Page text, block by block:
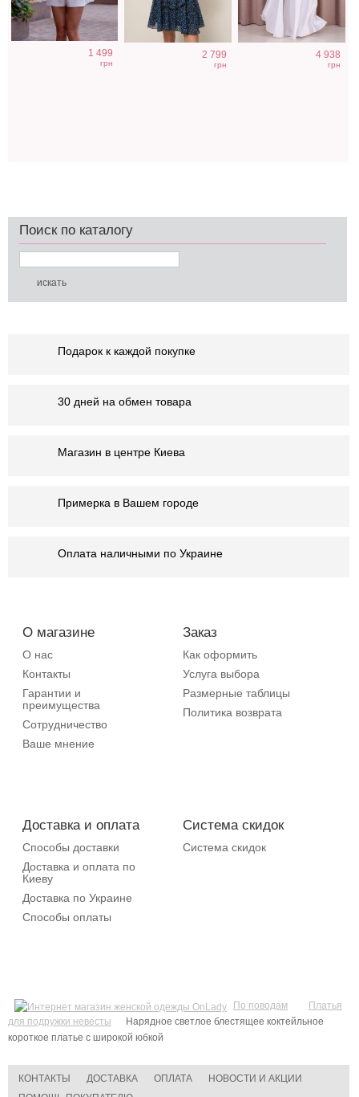
1 499
грн
2 799
грн
4 938
грн
Поиск по каталогу
Подарок к каждой покупке
30 дней на обмен товара
Магазин в центре Киева
Примерка в Вашем городе
Оплата наличными по Украине
О магазине
О нас
Контакты
Гарантии и
преимущества
Сотрудничество
Ваше мнение
Заказ
Как оформить
Услуга выбора
Размерные таблицы
Политика возврата
Доставка и оплата
Способы доставки
Доставка и оплата по
Киеву
Доставка по Украине
Способы оплаты
Система скидок
Система скидок
По поводам
Платья
для подружки невесты
Нарядное светлое блестящее коктейльное
короткое платье с широкой юбкой
КОНТАКТЫ ДОСТАВКА ОПЛАТА
НОВОСТИ И АКЦИИ